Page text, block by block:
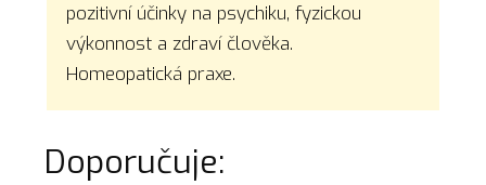
pozitivní účinky na psychiku, fyzickou
výkonnost a zdraví člověka.
Homeopatická praxe.
Doporučuje: